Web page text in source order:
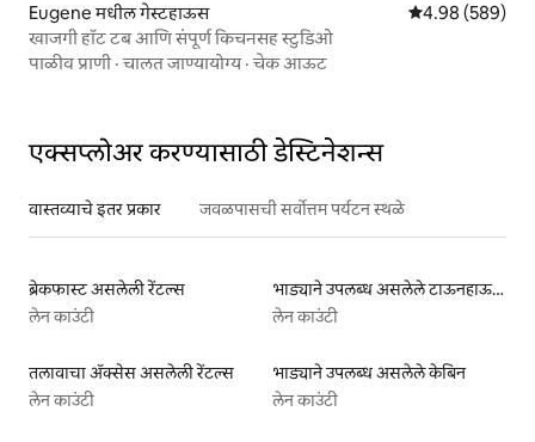
Eugene मधील गेस्टहाऊस 5 पैकी 4.98
4.98 (589)
खाजगी हॉट टब आणि संपूर्ण किचनसह स्टुडिओ
पाळीव प्राणी ·चालत जाण्यायोग्य·चेक आऊट
एक्सप्लोअर करण्यासाठी डेस्टिनेशन्स
वास्तव्याचे इतर प्रकार जवळपासची सर्वोत्तम पर्यटन स्थळे
ब्रेकफास्ट असलेली रेंटल्स
लेन काउंटी
भाड्याने उपलब्ध असलेले टाऊनहाऊस
लेन काउंटी
तलावाचा ॲक्सेस असलेली रेंटल्स
लेन काउंटी
भाड्याने उपलब्ध असलेले केबिन
लेन काउंटी